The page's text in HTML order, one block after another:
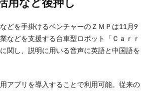
どを手掛けるベンチャーのＺＭＰは11月9
などを支援する台車型ロボット「Ｃａｒｒ
関し、説明に用いる音声に英語と中国語を
アプリを導入することで利用可能。従来の